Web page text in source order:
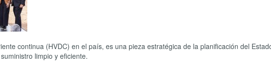
continua (HVDC) en el país, es una pieza estratégica de la planificación del
limpio y eficiente.